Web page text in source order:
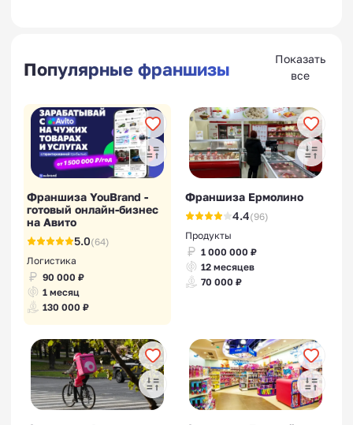
Популярные франшизы
Показать
все
Франшиза YouBrand -
готовый онлайн-бизнес
на Авито
5.0(64)
Логистика
90 000 ₽
1 месяц
130 000 ₽
Франшиза Ермолино
4.4(96)
Продукты
1 000 000 ₽
12 месяцев
70 000 ₽